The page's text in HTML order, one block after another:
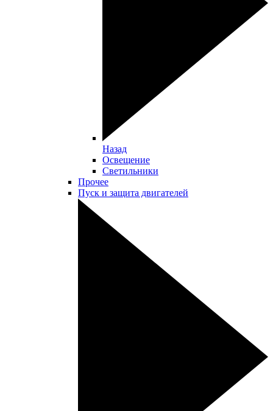
Назад
Освещение
Светильники
Прочее
Пуск и защита двигателей